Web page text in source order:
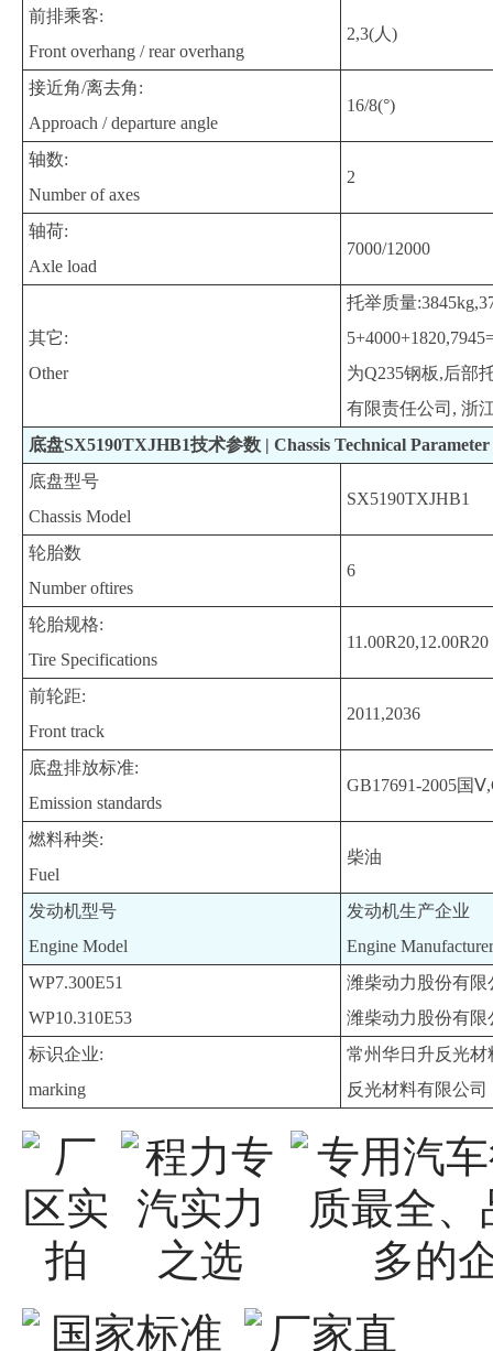
前排乘客:
Front overhang / rear overhang
2,3(人)
接近角/离去角:
Approach / departure angle
16/8(°)
轴数:
Number of axes
2
轴荷:
Axle load
7000/12000
其它:
Other
托举质量
为Q235钢板,后部
有限责任公司, 浙
底盘SX5190TXJHB1技术参数 | Chassis Technical Parameter
底盘型号
Chassis Model
SX5190TXJHB1
轮胎数
Number oftires
6
轮胎规格:
Tire Specifications
11.00R20,12.00R20
前轮距:
Front track
2011,2036
底盘排放标准:
Emission standards
GB17691-2005国
燃料种类:
Fuel
柴油
发动机型号
Engine Model
发动机生产企业
Engine Manufacturer
WP7.300E51
WP10.310E53
潍柴动力股份有限
潍柴动力股份有限
标识企业:
marking
常州华日升反光
反光材料有限公司